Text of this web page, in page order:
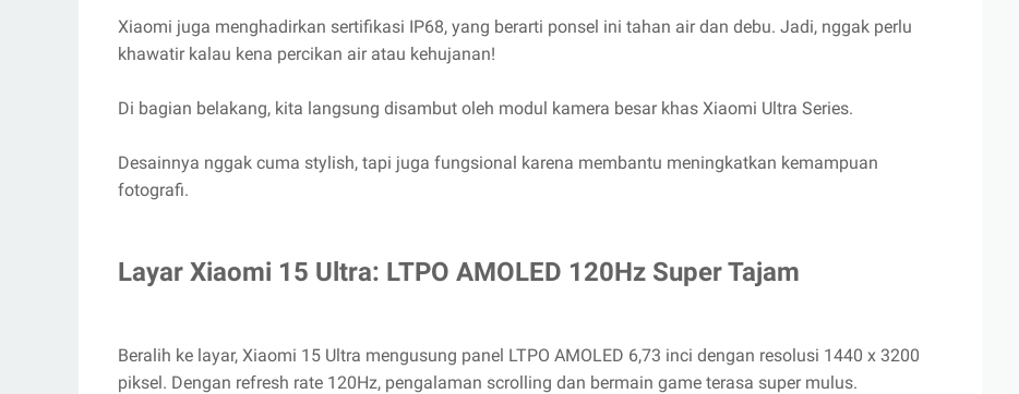
Xiaomi juga menghadirkan sertifikasi IP68, yang berarti ponsel ini tahan air dan debu. Jadi, nggak perlu
khawatir kalau kena percikan air atau kehujanan!
Di bagian belakang, kita langsung disambut oleh modul kamera besar khas Xiaomi Ultra Series.
Desainnya nggak cuma stylish, tapi juga fungsional karena membantu meningkatkan kemampuan
fotografi.
Layar Xiaomi 15 Ultra: LTPO AMOLED 120Hz Super Tajam
Beralih ke layar, Xiaomi 15 Ultra mengusung panel LTPO AMOLED 6,73 inci dengan resolusi 1440 x 3200
piksel. Dengan refresh rate 120Hz, pengalaman scrolling dan bermain game terasa super mulus.